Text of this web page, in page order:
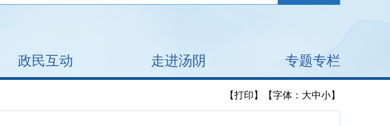
政民互动 走进汤阴 专题专栏
【打印】 【字体： 大中小】